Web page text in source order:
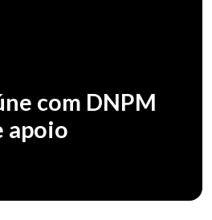
com DNPM
apoio